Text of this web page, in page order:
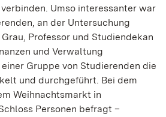
Umso interessanter war
an der Untersuchung
Professor und Studiendekan
und Verwaltung
Gruppe von Studierenden die
und durchgeführt. Bei dem
Weihnachtsmarkt in
Personen befragt –